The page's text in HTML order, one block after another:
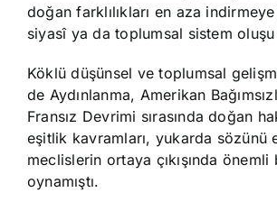
doğan farklılıkları en aza
siyasî ya da toplumsal sistem
Köklü düşünsel ve toplumsal
de Aydınlanma, Amerikan
Fransız Devrimi sırasında doğan
eşitlik kavramları, yukarda sözünü
meclislerin ortaya çıkışında önemli
oynamıştı.